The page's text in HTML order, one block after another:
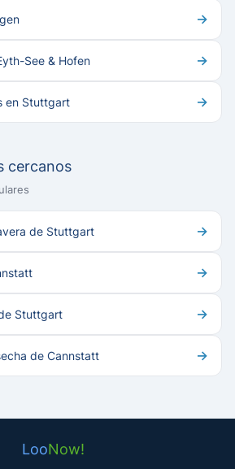
→
See & Hofen →
en Stuttgart →
cercanos
de Stuttgart →
→
Stuttgart →
de Cannstatt →
LooNow!